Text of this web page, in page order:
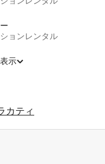
ョンレンタル
示
カティ